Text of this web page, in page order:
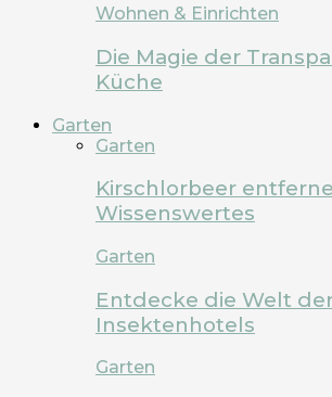
Wohnen & Einrichten
Die Magie der
Küche
Garten
Garten
Kirschlorbeer
Wissenswertes
Garten
Entdecke die Welt
Insektenhotels
Garten